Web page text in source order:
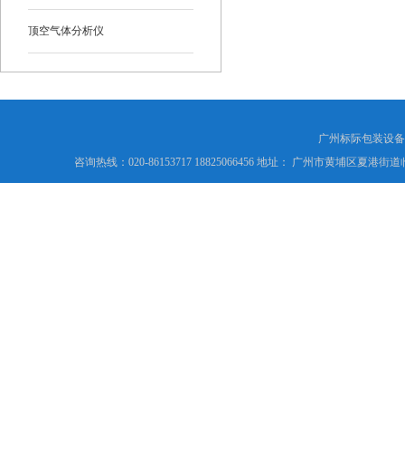
顶空气体分析仪
广州标际包装设
咨询热线：020-86153717 18825066456 地址： 广州市黄埔区夏港街